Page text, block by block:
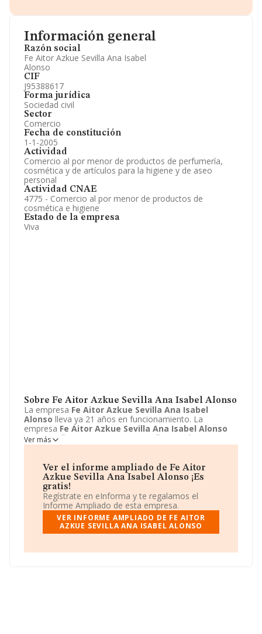
Información general
Razón social
Fe Aitor Azkue Sevilla Ana Isabel
Alonso
CIF
J95388617
Forma jurídica
Sociedad civil
Sector
Comercio
Fecha de constitución
1-1-2005
Actividad
Comercio al por menor de productos de perfumería,
cosmética y de artículos para la higiene y de aseo
personal
Actividad CNAE
4775 - Comercio al por menor de productos de
cosmética e higiene
Estado de la empresa
Viva
Sobre Fe Aitor Azkue Sevilla Ana Isabel Alonso
La empresa Fe Aitor Azkue Sevilla Ana Isabel
Alonso lleva ya 21 años en funcionamiento. La
empresa Fe Aitor Azkue Sevilla Ana Isabel Alonso
sita en Calle Carniceria Vieja, 29, Bilbao, Bizkaia. La
actividad CNAE de esta compañía es 4775 - Comercio al
empreaFe Aitor Azkue Sevilla Ana Isabel Alonso
registra como Sociedad civil.
Ver más
Ver el informe ampliado de Fe Aitor
Azkue Sevilla Ana Isabel Alonso ¡Es
gratis!
Regístrate en eInforma y te regalamos el
Informe Ampliado de esta empresa.
VER INFORME AMPLIADO DE FE AITOR
AZKUE SEVILLA ANA ISABEL ALONSO
Información oficial y registral complementaria.